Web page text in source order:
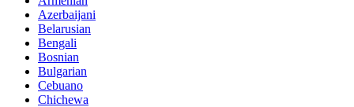
Azerbaijani
Belarusian
Bengali
Bosnian
Bulgarian
Cebuano
Chichewa